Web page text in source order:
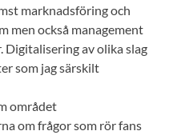
marknadsföring och
men också management
av olika slag
som jag särskilt
området
om frågor som rör fans